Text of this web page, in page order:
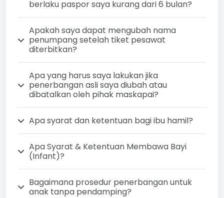
berlaku paspor saya kurang dari 6 bulan?
Apakah saya dapat mengubah nama
penumpang setelah tiket pesawat
diterbitkan?
Apa yang harus saya lakukan jika
penerbangan asli saya diubah atau
dibatalkan oleh pihak maskapai?
Apa syarat dan ketentuan bagi ibu hamil?
Apa Syarat & Ketentuan Membawa Bayi
(Infant)?
Bagaimana prosedur penerbangan untuk
anak tanpa pendamping?